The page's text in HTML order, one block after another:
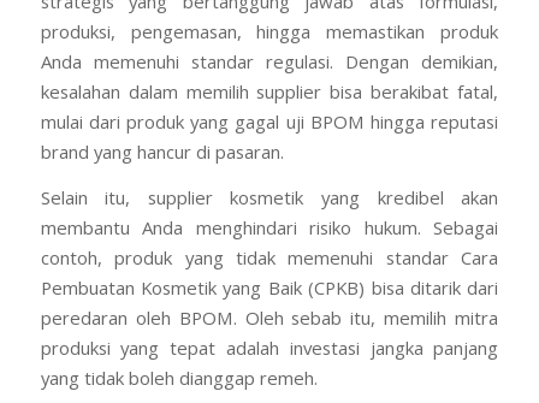
supplier kosmetik bukan sekadar tempat membeli
produk jadi. Lebih dari itu, mereka adalah mitra
strategis yang bertanggung jawab atas formulasi,
produksi, pengemasan, hingga memastikan produk
Anda memenuhi standar regulasi. Dengan demikian,
kesalahan dalam memilih supplier bisa berakibat fatal,
mulai dari produk yang gagal uji BPOM hingga reputasi
brand yang hancur di pasaran.
Selain itu, supplier kosmetik yang kredibel akan
membantu Anda menghindari risiko hukum. Sebagai
contoh, produk yang tidak memenuhi standar Cara
Pembuatan Kosmetik yang Baik (CPKB) bisa ditarik dari
peredaran oleh BPOM. Oleh sebab itu, memilih mitra